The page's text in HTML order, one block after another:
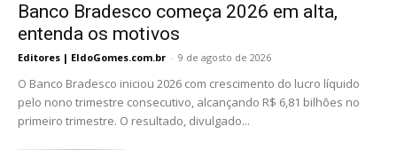
Banco Bradesco começa 2026 em alta,
entenda os motivos
Editores | EldoGomes.com.br - 9 de agosto de 2026
O Banco Bradesco iniciou 2026 com crescimento do lucro líquido
pelo nono trimestre consecutivo, alcançando R$ 6,81 bilhões no
primeiro trimestre. O resultado, divulgado...